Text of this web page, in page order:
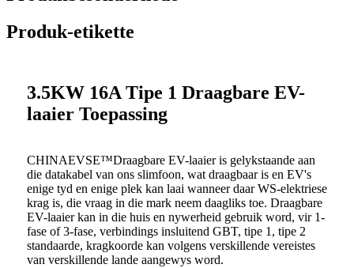
Produk-etikette
3.5KW 16A Tipe 1 Draagbare EV-
laaier Toepassing
CHINAEVSE™️Draagbare EV-laaier is gelykstaande aan
die datakabel van ons slimfoon, wat draagbaar is en EV's
enige tyd en enige plek kan laai wanneer daar WS-elektriese
krag is, die vraag in die mark neem daagliks toe. Draagbare
EV-laaier kan in die huis en nywerheid gebruik word, vir 1-
fase of 3-fase, verbindings insluitend GBT, tipe 1, tipe 2
standaarde, kragkoorde kan volgens verskillende vereistes
van verskillende lande aangewys word.